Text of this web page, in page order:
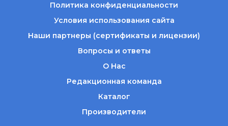
Политика конфиденциальности
Условия использования сайта
Наши партнеры (сертификаты и лицензии)
Вопросы и ответы
О Нас
Редакционная команда
Каталог
Производители